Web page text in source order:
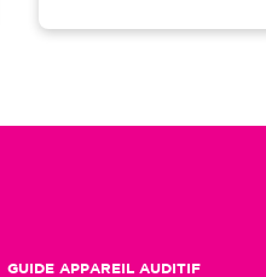
GUIDE APPAREIL AUDITIF